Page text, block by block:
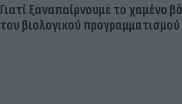
Γιατί ξαναπαίρνουμε το χαμένο
του βιολογικού